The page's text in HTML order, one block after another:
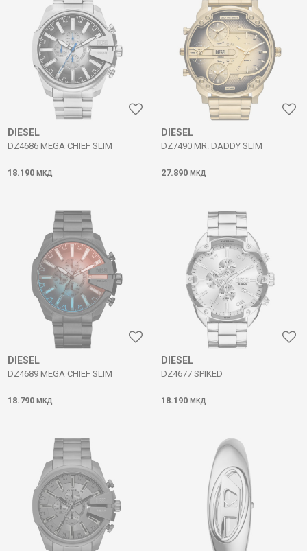
DIESEL
DZ4686 MEGA CHIEF SLIM
18.190 МКД
DIESEL
DZ7490 MR. DADDY SLIM
27.890 МКД
DIESEL
DZ4689 MEGA CHIEF SLIM
18.790 МКД
DIESEL
DZ4677 SPIKED
18.190 МКД